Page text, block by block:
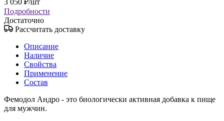
Подробности
Достаточно
Рассчитать доставку
Описание
Наличие
Свойства
Применение
Состав
Фемодол Андро - это биологически активная добавка к пище
для мужчин.